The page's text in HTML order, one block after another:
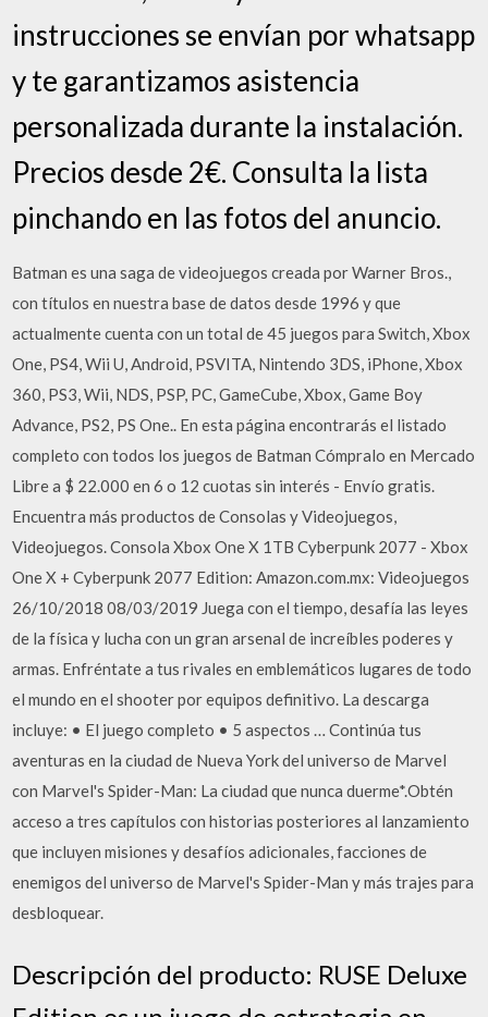
instrucciones se envían por whatsapp
y te garantizamos asistencia
personalizada durante la instalación.
Precios desde 2€. Consulta la lista
pinchando en las fotos del anuncio.
Batman es una saga de videojuegos creada por Warner Bros.,
con títulos en nuestra base de datos desde 1996 y que
actualmente cuenta con un total de 45 juegos para Switch, Xbox
One, PS4, Wii U, Android, PSVITA, Nintendo 3DS, iPhone, Xbox
360, PS3, Wii, NDS, PSP, PC, GameCube, Xbox, Game Boy
Advance, PS2, PS One.. En esta página encontrarás el listado
completo con todos los juegos de Batman Cómpralo en Mercado
Libre a $ 22.000 en 6 o 12 cuotas sin interés - Envío gratis.
Encuentra más productos de Consolas y Videojuegos,
Videojuegos. Consola Xbox One X 1TB Cyberpunk 2077 - Xbox
One X + Cyberpunk 2077 Edition: Amazon.com.mx: Videojuegos
26/10/2018 08/03/2019 Juega con el tiempo, desafía las leyes
de la física y lucha con un gran arsenal de increíbles poderes y
armas. Enfréntate a tus rivales en emblemáticos lugares de todo
el mundo en el shooter por equipos definitivo. La descarga
incluye: • El juego completo • 5 aspectos … Continúa tus
aventuras en la ciudad de Nueva York del universo de Marvel
con Marvel's Spider-Man: La ciudad que nunca duerme*.Obtén
acceso a tres capítulos con historias posteriores al lanzamiento
que incluyen misiones y desafíos adicionales, facciones de
enemigos del universo de Marvel's Spider-Man y más trajes para
desbloquear.
Descripción del producto: RUSE Deluxe